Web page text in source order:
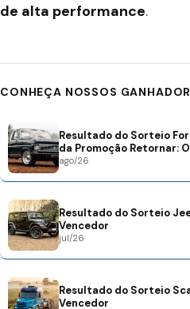
de alta performance.
CONHEÇA NOSSOS
Resultado do Sorteio
da Promoção Retornar:
ago/26
Resultado do Sorteio
Vencedor
jul/26
Resultado do Sorteio
Vencedor